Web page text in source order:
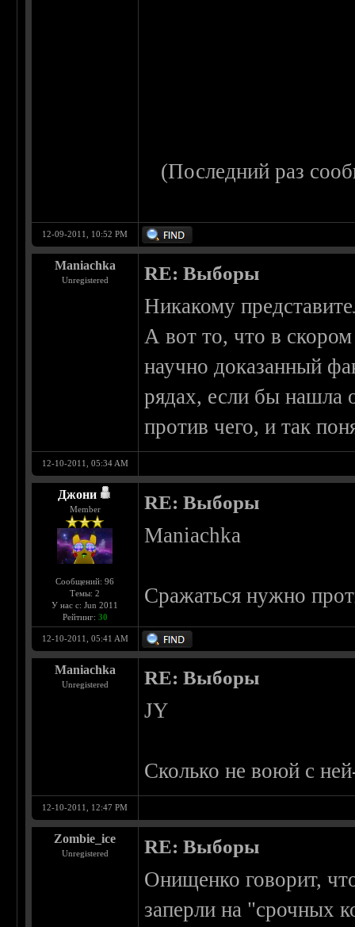
(Последний раз
12-09-2011, 10:52 PM
Maniachka
Unregistered RE: Выборы
Никакому
А вот то, что в
научно доказанный
рядах, если бы нашла
против чего, и так
12-10-2011, 05:34 AM
Джони
Member
Сообщений: 96
Темы: 2
У нас с: Jun 2011
Рейтинг: 30
RE: Выборы
Maniachka
Сражаться нужно
12-10-2011, 05:41 AM
Maniachka
Unregistered RE: Выборы
JY
Сколько не воюй с
12-10-2011, 12:47 PM
Zombie_ice
Unregistered RE: Выборы
Онищенко говорит,
заперли на "срочных